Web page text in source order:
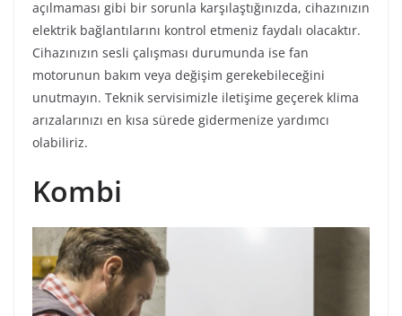
açılmaması gibi bir sorunla karşılaştığınızda, cihazınızın
elektrik bağlantılarını kontrol etmeniz faydalı olacaktır.
Cihazınızın sesli çalışması durumunda ise fan
motorunun bakım veya değişim gerekebileceğini
unutmayın. Teknik servisimizle iletişime geçerek klima
arızalarınızı en kısa sürede gidermenize yardımcı
olabiliriz.
Kombi